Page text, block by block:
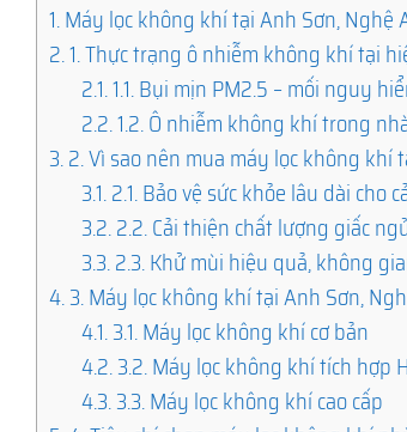
1.Máy lọc không khí tại Anh Sơn, Nghệ
2.1. Thực trạng ô nhiễm không khí tại
2.1.1.1. Bụi mịn PM2.5 – mối nguy
2.2.1.2. Ô nhiễm không khí trong
3.2. Vì sao nên mua máy lọc không khí
3.1.2.1. Bảo vệ sức khỏe lâu dài cho
3.2.2.2. Cải thiện chất lượng giấc
3.3.2.3. Khử mùi hiệu quả, không
4.3. Máy lọc không khí tại Anh Sơn,
4.1.3.1. Máy lọc không khí cơ bản
4.2.3.2. Máy lọc không khí tích hợp
4.3.3.3. Máy lọc không khí cao cấp